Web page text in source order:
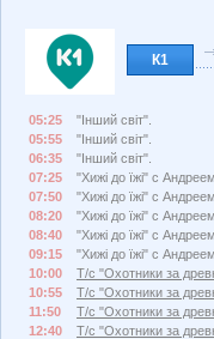
К1
05:25
"Інший світ".
05:55
"Інший світ".
06:35
"Інший світ".
07:25
"Хижі до їжі" с
07:50
"Хижі до їжі" с
08:20
"Хижі до їжі" с
08:40
"Хижі до їжі" с
09:15
"Хижі до їжі" с
10:00
Т/с "Охотники за
10:55
Т/с "Охотники за
11:50
Т/с "Охотники за
12:40
Т/с "Охотники за